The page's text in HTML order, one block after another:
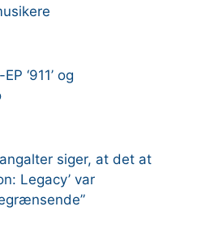
‘911’ og
siger, at det at
Legacy’ var